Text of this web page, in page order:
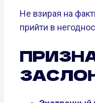
Не взирая на
прийти в